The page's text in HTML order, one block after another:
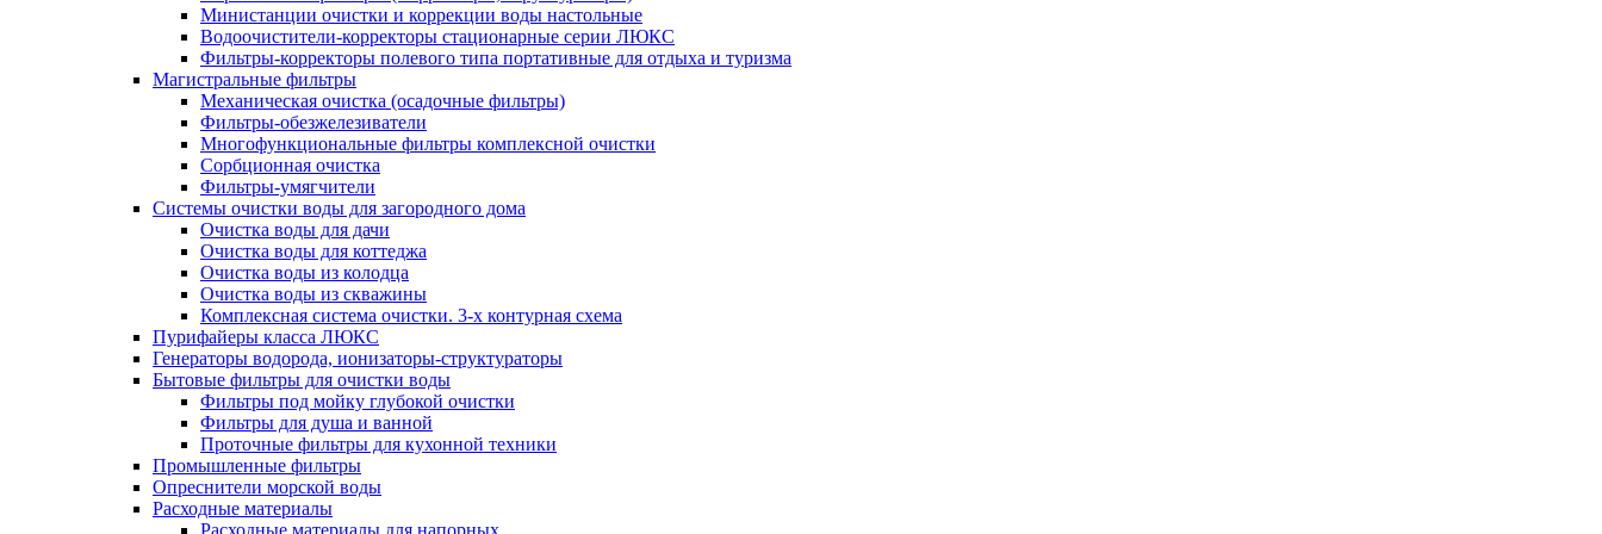
Министанции очистки и коррекции воды настольные
Водоочистители-корректоры стационарные серии ЛЮКС
Фильтры-корректоры полевого типа портативные для отдыха и туризма
Магистральные фильтры
Механическая очистка (осадочные фильтры)
Фильтры-обезжелезиватели
Многофункциональные фильтры комплексной очистки
Сорбционная очистка
Фильтры-умягчители
Системы очистки воды для загородного дома
Очистка воды для дачи
Очистка воды для коттеджа
Очистка воды из колодца
Очистка воды из скважины
Комплексная система очистки. 3-х контурная схема
Пурифайеры класса ЛЮКС
Генераторы водорода, ионизаторы-структураторы
Бытовые фильтры для очистки воды
Фильтры под мойку глубокой очистки
Фильтры для душа и ванной
Проточные фильтры для кухонной техники
Промышленные фильтры
Опреснители морской воды
Расходные материалы
Расходные материалы для напорных